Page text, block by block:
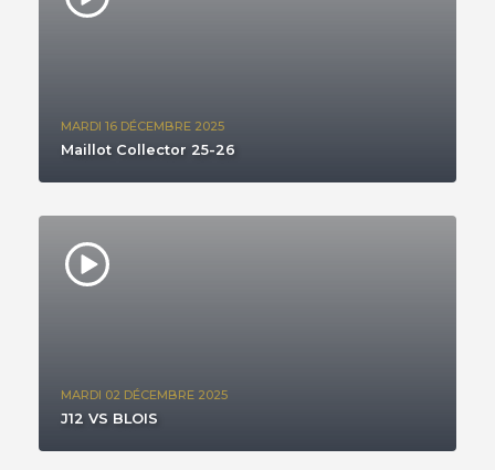
MARDI 16 DÉCEMBRE 2025
Maillot Collector 25-26
MARDI 02 DÉCEMBRE 2025
J12 VS BLOIS